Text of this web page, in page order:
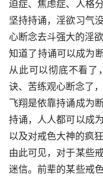
迫症、焦虑症、人格
坚持持诵，淫欲习气
心断念去斗强大的淫
知道了持诵可以成为
从此可以彻底不看了
诀、苦练观心断念了
飞翔是依靠持诵成为
持诵，人人都可以成
以及对戒色大神的疯
由此可见，对于某些
迷信。前辈的某些戒